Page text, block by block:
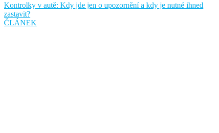
Kontrolky v autě: Kdy jde jen o upozornění a kdy je nutné ihned
zastavit?
ČLÁNEK